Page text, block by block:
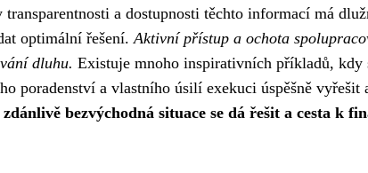
transparentnosti a dostupnosti těchto informací má
optimální řešení. Aktivní přístup a ochota
dluhu. Existuje mnoho inspirativních příkladů, kdy
poradenství a vlastního úsilí exekuci úspěšně vyřešit
bezvýchodná situace se dá řešit a cesta k